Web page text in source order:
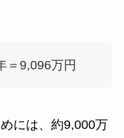
＝9,096万円
には、約9,000万